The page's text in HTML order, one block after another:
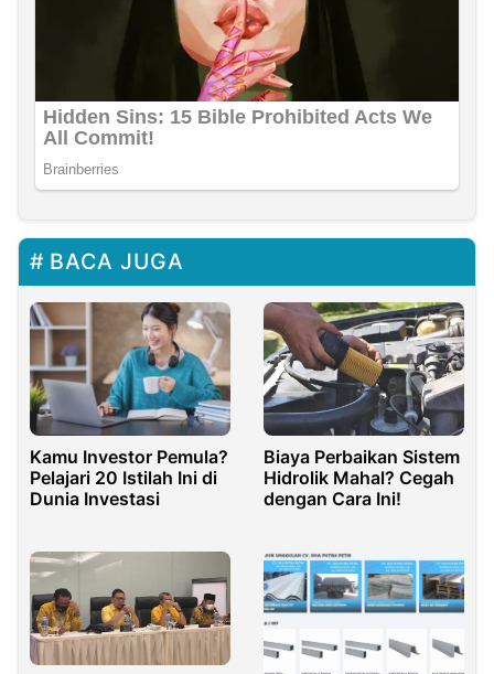
BACA JUGA
Kamu Investor Pemula?
Pelajari 20 Istilah Ini di
Dunia Investasi
Biaya Perbaikan Sistem
Hidrolik Mahal? Cegah
dengan Cara Ini!